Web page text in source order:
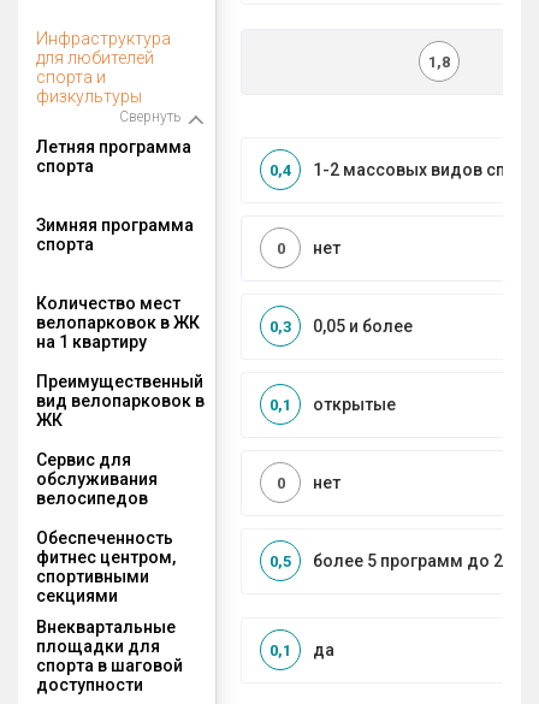
Инфраструктура
для любителей
спорта и
физкультуры
Свернуть
1,8
Летняя программа
спорта
1-2 массовых видов
0,4
Зимняя программа
спорта
нет
0
Количество мест
велопарковок в ЖК
на 1 квартиру
0,05 и более
0,3
Преимущественный
вид велопарковок в
ЖК
открытые
0,1
Сервис для
обслуживания
велосипедов
нет
0
Обеспеченность
фитнес центром,
спортивными
секциями
более 5 программ до 2 км
0,5
Внеквартальные
площадки для
спорта в шаговой
доступности
да
0,1